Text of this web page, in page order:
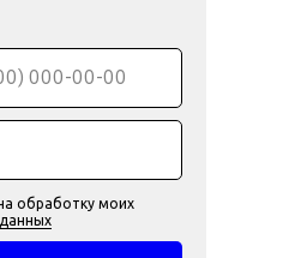
обработку моих